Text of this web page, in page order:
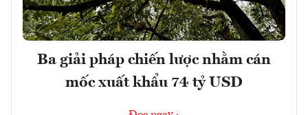
Ba giải pháp chiến lược nhằm cán
mốc xuất khẩu 74 tỷ USD